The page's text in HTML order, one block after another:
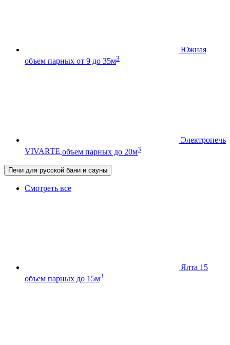
Южная
объем парных от 9 до 35м3
Электропечь
VIVARTE объем парных до 20м3
Печи для русской бани и сауны
Смотреть все
Ялта 15
объем парных до 15м3